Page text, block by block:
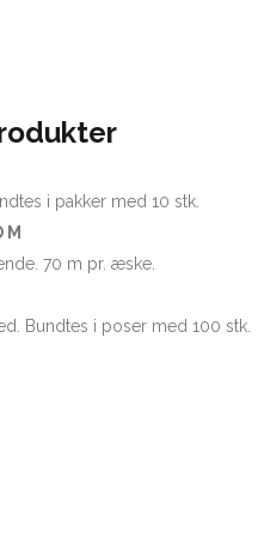
i pakker med 10 stk.
70 m pr. æske.
Bundtes i poser med 100 stk.